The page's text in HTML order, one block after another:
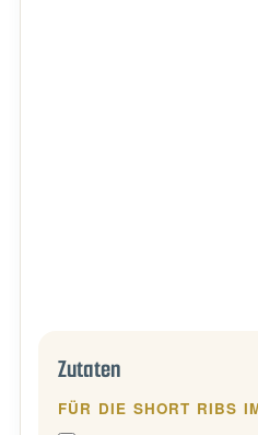
Zutaten
FÜR DIE SHORT RIBS